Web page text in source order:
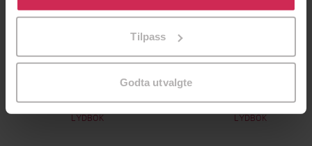
tilpasse ditt samtykke til spesifikke formål ved å klikke
Tilpass
Godta utvalgte
299,-
Jo Nesbø
LYDBOK
399,-
Jussi Adler-Olsen
LYDBOK